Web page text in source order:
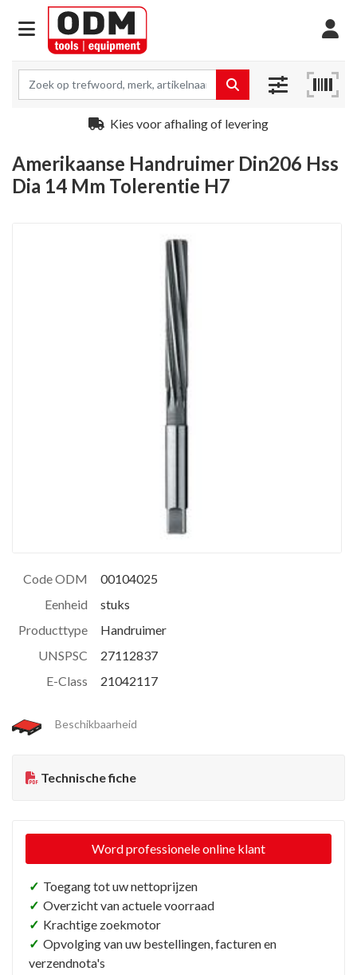
Kies voor afhaling of levering
Amerikaanse Handruimer Din206 Hss
Dia 14 Mm Tolerentie H7
Code ODM
00104025
Eenheid
stuks
Producttype
Handruimer
UNSPSC
27112837
E-Class
21042117
Beschikbaarheid
Technische fiche
Word professionele online klant
✓ Toegang tot uw nettoprijzen
✓ Overzicht van actuele voorraad
✓ Krachtige zoekmotor
✓ Opvolging van uw bestellingen, facturen en
verzendnota's